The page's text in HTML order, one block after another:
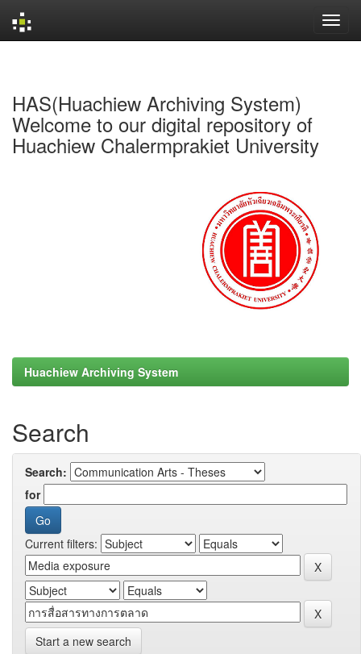
HAS(Huachiew Archiving System)
Welcome to our digital repository of
Huachiew Chalermprakiet University
Huachiew Archiving System
Search
Search:
for
Current filters:
Start a new search